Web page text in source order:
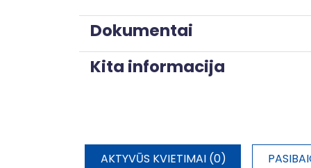
Dokumentai
Kita informacija
AKTYVŪS KVIETIMAI (0)